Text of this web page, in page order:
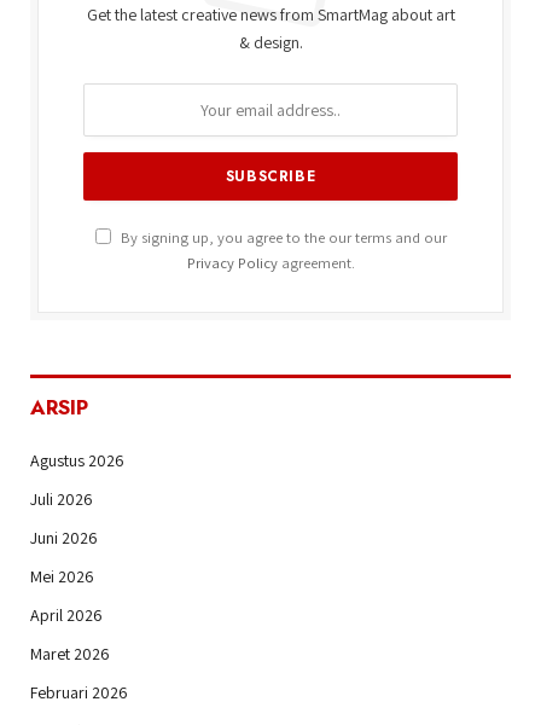
Get the latest creative news from SmartMag about art
& design.
By signing up, you agree to the our terms and our
Privacy Policyagreement.
ARSIP
Agustus 2026
Juli 2026
Juni 2026
Mei 2026
April 2026
Maret 2026
Februari 2026